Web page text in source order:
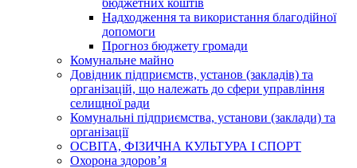
бюджетних коштів
Надходження та використання благодійної
допомоги
Прогноз бюджету громади
Комунальне майно
Довідник підприємств, установ (закладів) та
організацій, що належать до сфери управління
селищної ради
Комунальні підприємства, установи (заклади) та
організації
ОСВІТА, ФІЗИЧНА КУЛЬТУРА І СПОРТ
Охорона здоров’я